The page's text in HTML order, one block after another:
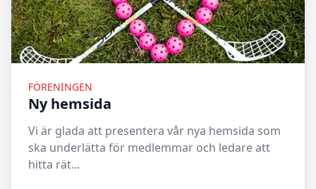
FÖRENINGEN
Ny hemsida
Vi är glada att presentera vår nya hemsida som
ska underlätta för medlemmar och ledare att
hitta rät...